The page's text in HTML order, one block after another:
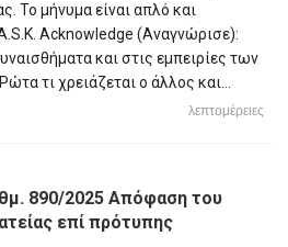
Το μήνυμα είναι απλό και
Acknowledge (Αναγνώρισε):
και στις εμπειρίες των
τι χρειάζεται ο άλλος και...
λεπτομέρειες
890/2025 Απόφαση του
επί πρότυπης